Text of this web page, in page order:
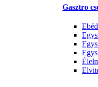
Gasztro